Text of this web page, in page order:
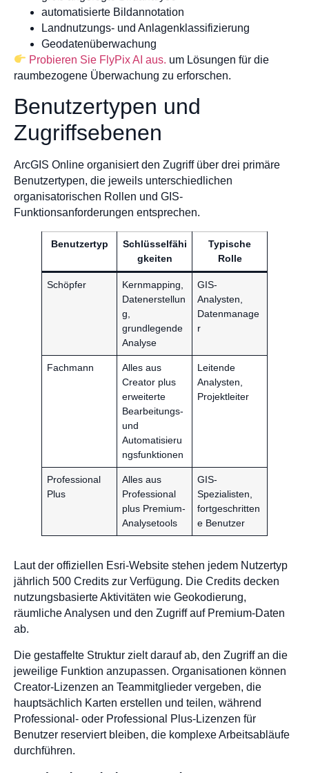
automatisierte Bildannotation
Landnutzungs- und Anlagenklassifizierung
Geodatenüberwachung
Probieren Sie FlyPix AI aus. um Lösungen für die
raumbezogene Überwachung zu erforschen.
Benutzertypen und
Zugriffsebenen
ArcGIS Online organisiert den Zugriff über drei primäre
Benutzertypen, die jeweils unterschiedlichen
organisatorischen Rollen und GIS-
Funktionsanforderungen entsprechen.
Benutzertyp
Schlüsselfähi
gkeiten
Typische
Rolle
Schöpfer
Kernmapping,
Datenerstellun
g,
grundlegende
Analyse
GIS-
Analysten,
Datenmanage
r
Fachmann
Alles aus
Creator plus
erweiterte
Bearbeitungs-
und
Automatisieru
ngsfunktionen
Leitende
Analysten,
Projektleiter
Professional
Plus
Alles aus
Professional
plus Premium-
Analysetools
GIS-
Spezialisten,
fortgeschritten
e Benutzer
Laut der offiziellen Esri-Website stehen jedem Nutzertyp
jährlich 500 Credits zur Verfügung. Die Credits decken
nutzungsbasierte Aktivitäten wie Geokodierung,
räumliche Analysen und den Zugriff auf Premium-Daten
ab.
Die gestaffelte Struktur zielt darauf ab, den Zugriff an die
jeweilige Funktion anzupassen. Organisationen können
Creator-Lizenzen an Teammitglieder vergeben, die
hauptsächlich Karten erstellen und teilen, während
Professional- oder Professional Plus-Lizenzen für
Benutzer reserviert bleiben, die komplexe Arbeitsabläufe
durchführen.